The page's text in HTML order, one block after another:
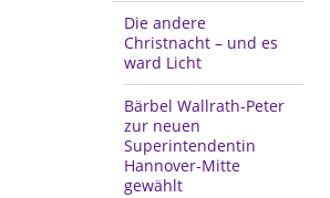
Die andere
Christnacht – und es
ward Licht
Bärbel Wallrath-Peter
zur neuen
Superintendentin
Hannover-Mitte
gewählt